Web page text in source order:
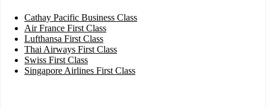
Cathay Pacific Business Class
Air France First Class
Lufthansa First Class
Thai Airways First Class
Swiss First Class
Singapore Airlines First Class